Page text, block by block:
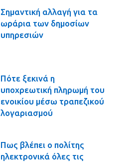
Σημαντική αλλαγή για τα
ωράρια των δημοσίων
υπηρεσιών
Πότε ξεκινά η
υποχρεωτική πληρωμή του
ενοικίου μέσω τραπεζικού
λογαριασμού
Πως βλέπει ο πολίτης
ηλεκτρονικά όλες τις